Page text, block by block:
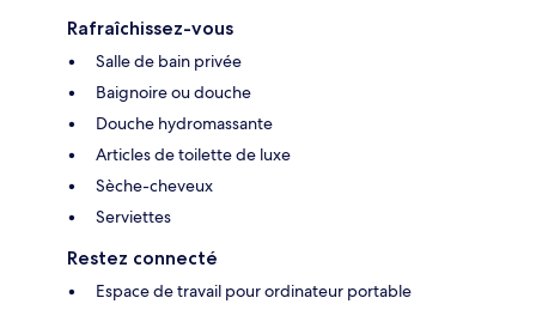
Rafraîchissez-vous
Salle de bain privée
Baignoire ou douche
Douche hydromassante
Articles de toilette de luxe
Sèche-cheveux
Serviettes
Restez connecté
Espace de travail pour ordinateur portable